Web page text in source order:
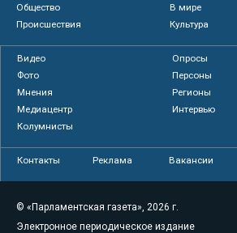
Общество
В мире
Происшествия
Культура
Видео
Опросы
Фото
Персоны
Мнения
Регионы
Медиацентр
Интервью
Колумнисты
Контакты Реклама Вакансии
© «Парламентская газета», 2026 г.
Электронное периодическое издание